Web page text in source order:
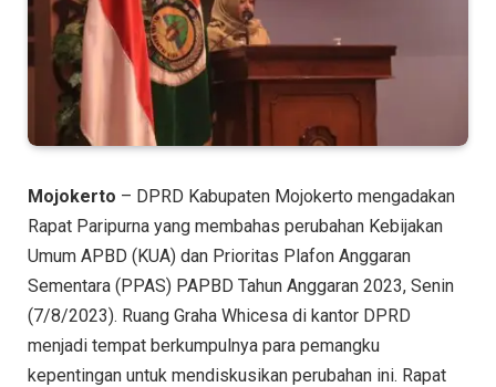
Mojokerto – DPRD Kabupaten Mojokerto mengadakan
Rapat Paripurna yang membahas perubahan Kebijakan
Umum APBD (KUA) dan Prioritas Plafon Anggaran
Sementara (PPAS) PAPBD Tahun Anggaran 2023, Senin
(7/8/2023). Ruang Graha Whicesa di kantor DPRD
menjadi tempat berkumpulnya para pemangku
kepentingan untuk mendiskusikan perubahan ini. Rapat